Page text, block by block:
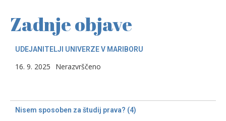
Zadnje objave
UDEJANITELJI UNIVERZE V MARIBORU
16. 9. 2025 Nerazvrščeno
Nisem sposoben za študij prava? (4)